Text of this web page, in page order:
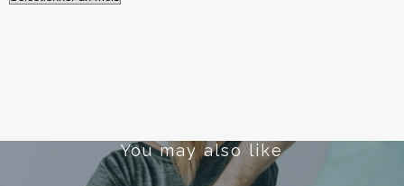
You may also like